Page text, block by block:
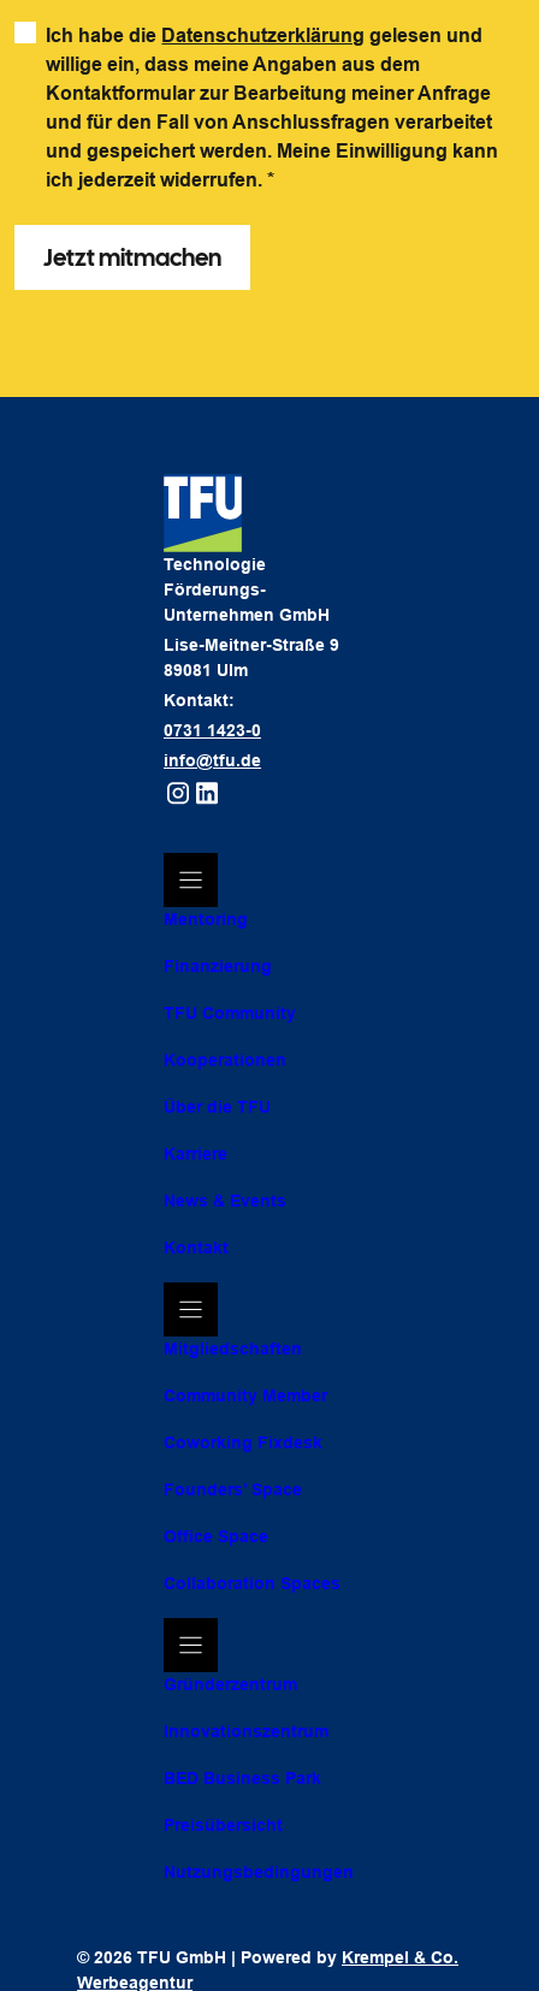
Ich habe die Datenschutzerklärung gelesen und
willige ein, dass meine Angaben aus dem
Kontaktformular zur Bearbeitung meiner Anfrage
und für den Fall von Anschlussfragen verarbeitet
und gespeichert werden. Meine Einwilligung kann
ich jederzeit widerrufen.*
Technologie
Förderungs-
Unternehmen GmbH
Lise-Meitner-Straße 9
89081 Ulm
Kontakt:
0731 1423-0
info@tfu.de
Mentoring
Finanzierung
TFU Community
Kooperationen
Über die TFU
Karriere
News & Events
Kontakt
Mitgliedschaften
Community Member
Coworking Fixdesk
Founders’ Space
Office Space
Collaboration Spaces
Gründerzentrum
Innovationszentrum
BED Business Park
Preisübersicht
Nutzungsbedingungen
© 2026 TFU GmbH | Powered by Krempel & Co.
Werbeagentur